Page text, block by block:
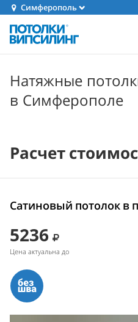
Симферополь
Натяжные
в Симферополе
Расчет
Сатиновый потолок в
5236
Цена актуальна до